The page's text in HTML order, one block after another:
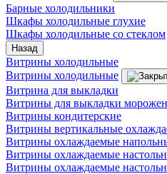
Барные холодильники
Шкафы холодильные глухие
Шкафы холодильные со стеклом
Назад
Витрины холодильные
Витрины холодильные
Витрина для выкладки
Витрины для выкладки
Витрины кондитерские
Витрины вертикальные
Витрины охлаждаемые
Витрины охлаждаемые
Витрины охлаждаемые